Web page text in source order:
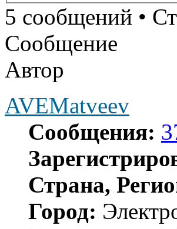
5 сообщений •
Сообщение
Автор
AVEMatveev
Сообщения:
Страна,
Город: